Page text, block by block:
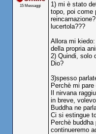
15 Messaggi
1) mi è stato
topo, poi come
lucertola???
Allora mi
della propria
2) Quindi, solo
Dio?
3)spesso
Perchè mi
Il nirvana
in breve,
Buddha ne
Ci si estingue
Perchè
continueremo